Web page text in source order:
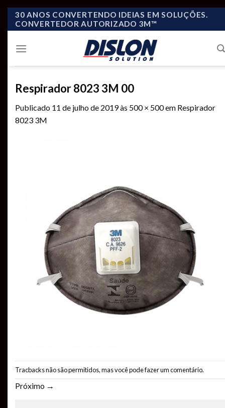
Skip
30 ANOS CONVERTENDO IDEIAS EM SOLUÇÕES.
CONVERTEDOR AUTORIZADO 3M™
Respirador 8023 3M 00
Publicado 11 de julho de 2019às 500 × 500em Respirador
8023 3M
Tracbacks não são permitidos, mas você podefazer um comentário.
Próximo →